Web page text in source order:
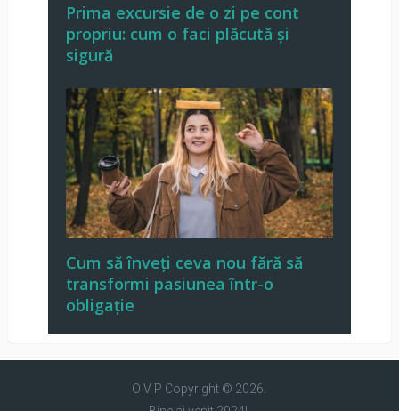
Prima excursie de o zi pe cont
propriu: cum o faci plăcută și
sigură
Cum să înveți ceva nou fără să
transformi pasiunea într-o
obligație
O V P Copyright © 2026.